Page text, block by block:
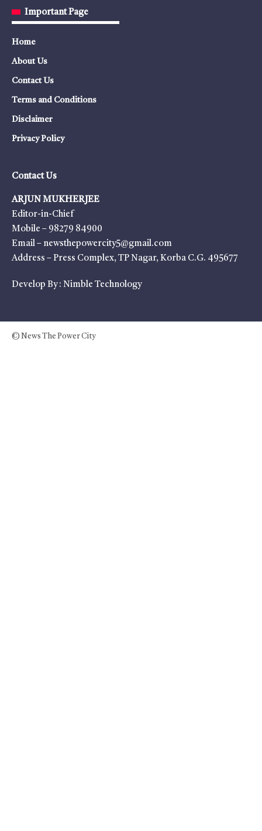
Important Page
Home
About Us
Contact Us
Terms and Conditions
Disclaimer
Privacy Policy
Contact Us
ARJUN MUKHERJEE
Editor-in-Chief
Mobile – 98279 84900
Email – newsthepowercity5@gmail.com
Address – Press Complex, TP Nagar, Korba C.G. 495677
Develop By : Nimble Technology
© News The Power City